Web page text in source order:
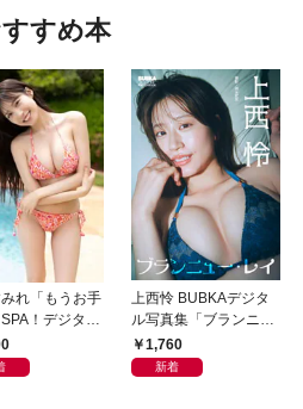
すめ本
れ「もうお手
SPA！デジタル
上西怜 BUBKAデジタ
ル写真集「ブランニュ
ー・レイ」
1,760
新着